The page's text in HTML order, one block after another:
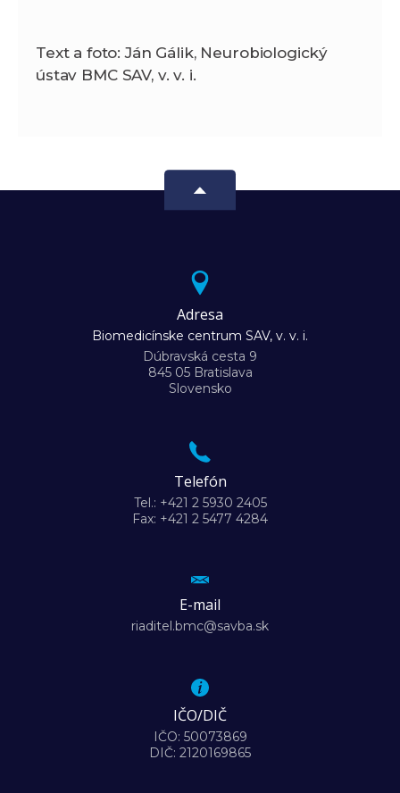
Text a foto: Ján Gálik, Neurobiologický
ústav BMC SAV, v. v. i.
Adresa
Biomedicínske centrum SAV, v. v. i.
Dúbravská cesta 9
845 05 Bratislava
Slovensko
Telefón
Tel.: +421 2 5930 2405
Fax: +421 2 5477 4284
E-mail
riaditel.bmc@savba.sk
IČO/DIČ
IČO: 50073869
DIČ: 2120169865